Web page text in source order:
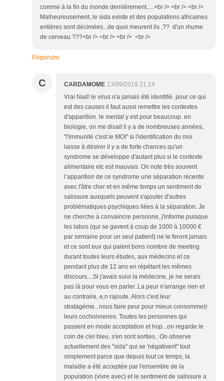
comme à la fin du monde dernièrement.....<br /> <br /> <br />
Malheureusement, le sida existe et des populations africaines
entières sont décimées...de quoi meurent ils ,?? d'un rhume
de cerveau ???<br /> <br /> <br /> <br />
Répondre
C CARDAMOME 13/09/2019 21:14
Vrai Nad! le virus n'a jamais été identifié. pour ce qui
est des causes il faut aussi remettre les contextes
d'apparition. le mental y est pour beaucoup. en
biologie, on me disait il y a de nombreuses années,
"l'immunité c'est le MOI" si l'identification du moi
laisse à désirer il y a de forte chances qu'un
syndrome se développe d'autant plus si le contexte
alimentaire etc est mauvais. On note très souvent
l’apparition de ce syndrome une séparation récente
avec l'âtre cher et en même temps un sentiment de
salissure auxquels peuvent s'ajouter d'autres
problématiques psychiques liées à la séparation. Je
ne cherche à convaincre personne, j'informe.puisque
les labos (qui se gavent à coup de 1000 à 10000 €
par semaine pour un seul patient) ne le feront jamais
et ce sont eux qui paient bons nombre de meeting
durant toutes leurs études, aux médecins et ce
pendant plus de 12 ans en répétant les mêmes
discours....Si j'avais suivi la médecine, je ne serais
pas là pour vous en parler..La peur n'arrange rien et
au contraire, e,n rajoute. Alors c'est leur
stratagème...nous faire peur pour mieux consomme(r
leurs cochonneries. Toutes les personnes qui
passent en mode acceptation et hop...on regarde le
coin de ciel bleu, s'en sont sorties.. On observe
actuellement des "sida" qui se 'négativent" tout
simplement parce que depuis tout ce temps, la
maladie a été acceptée par l'ensemble de la
population (vivre avec) et le sentiment de salissure a